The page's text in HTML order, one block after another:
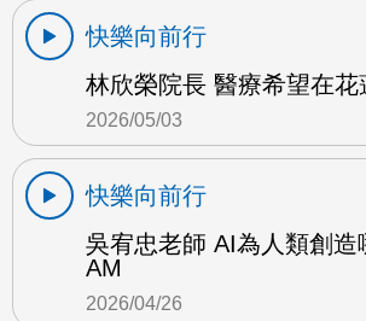
快樂向前行
林欣榮院長 醫療希望在花
2026/05/03
快樂向前行
吳宥忠老師 AI為人類創造
AM
2026/04/26